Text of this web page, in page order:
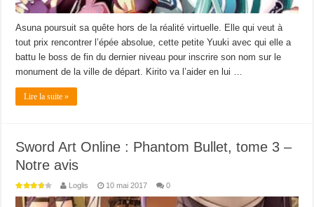
Asuna poursuit sa quête hors de la réalité virtuelle. Elle qui veut à
tout prix rencontrer l’épée absolue, cette petite Yuuki avec qui elle a
battu le boss de fin du dernier niveau pour inscrire son nom sur le
monument de la ville de départ. Kirito va l’aider en lui …
Lire la suite »
Sword Art Online : Phantom Bullet, tome 3 –
Notre avis
Loglis 10 mai 2017 0